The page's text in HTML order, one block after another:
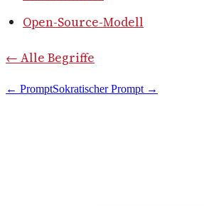
Open-Source-Modell
← Alle Begriffe
← PromptSokratischer Prompt →